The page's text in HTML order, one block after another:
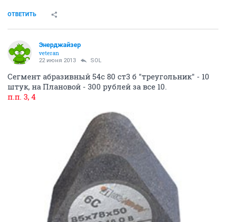
ОТВЕТИТЬ
Энерджайзер
veteran
22 июня 2013 SOL
Сегмент абразивный 54с 80 ст3 б "треугольник" - 10
штук, на Плановой - 300 рублей за все 10.
п.п. 3, 4